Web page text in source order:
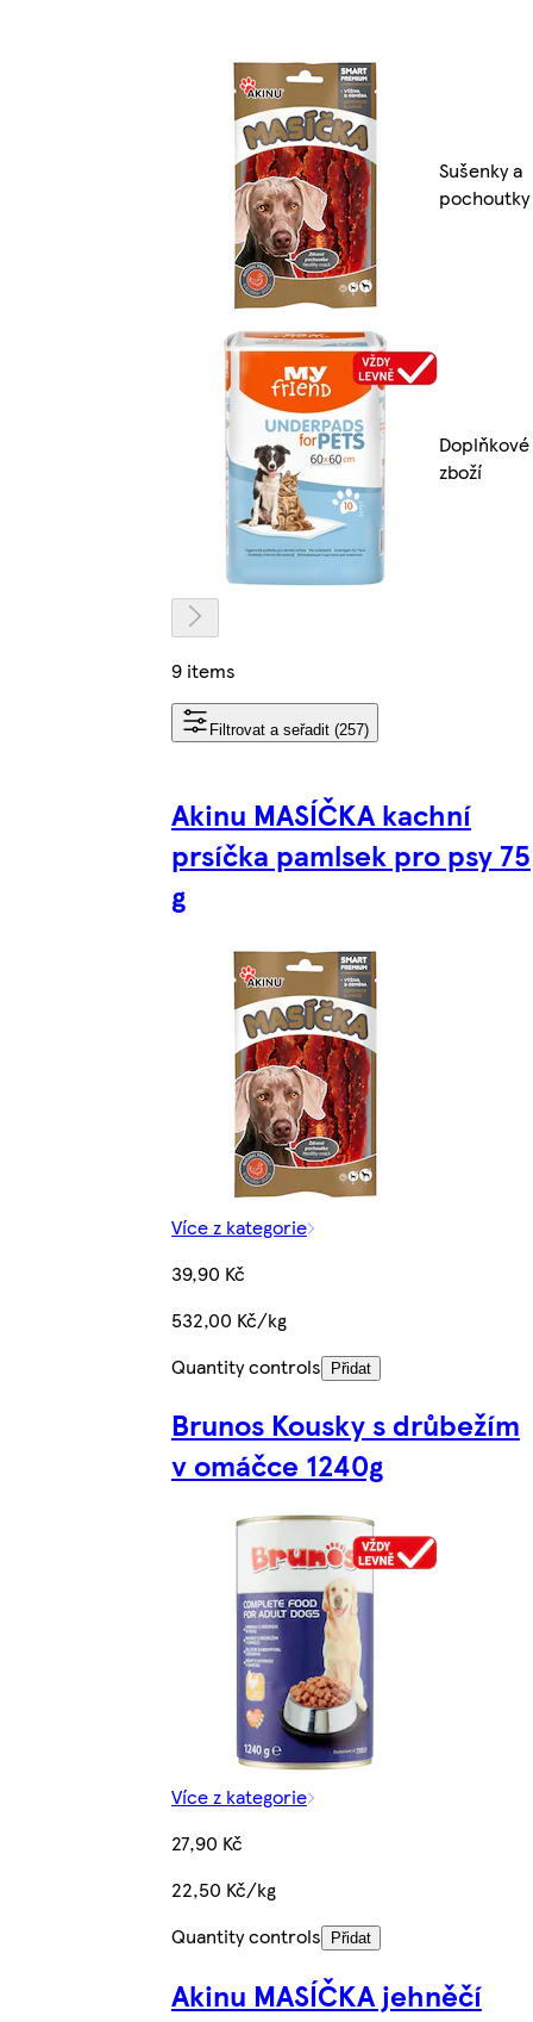
Sušenky a
pochoutky
Doplňkové
zboží
9 items
Filtrovat a seřadit (257)
Akinu MASÍČKA kachní
prsíčka pamlsek pro psy 75
g
Více z kategorie
39,90 Kč
532,00 Kč/kg
Quantity controls
Přidat
Brunos Kousky s drůbežím
v omáčce 1240g
Více z kategorie
27,90 Kč
22,50 Kč/kg
Quantity controls
Přidat
Akinu MASÍČKA jehněčí